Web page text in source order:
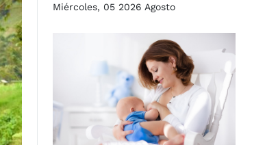
Miércoles, 05 2026 Agosto